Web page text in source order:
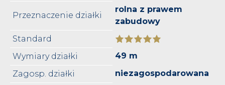
Przeznaczenie działki
rolna z prawem
zabudowy
Standard
Wymiary działki
49 m
Zagosp. działki
niezagospodarowana